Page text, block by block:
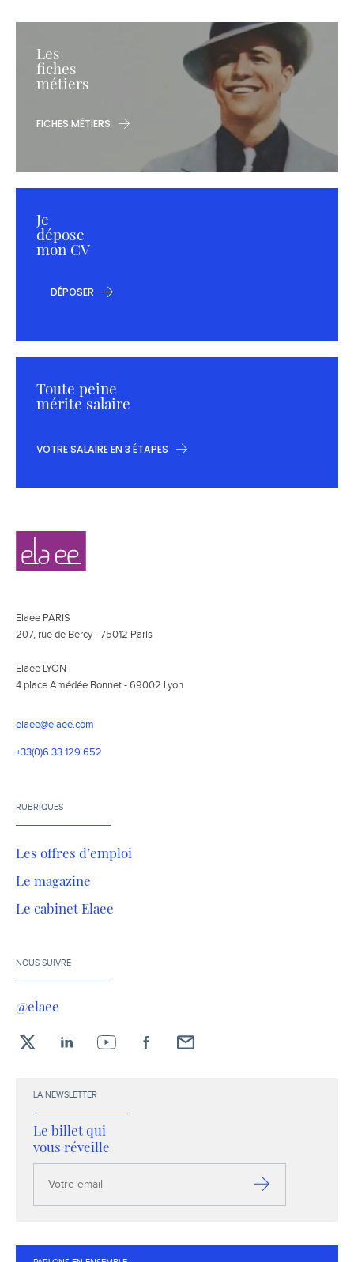
Les
fiches
métiers
FICHES MÉTIERS
Je
dépose
mon CV
DÉPOSER
Toute peine
mérite salaire
VOTRE SALAIRE EN 3 ÉTAPES
Navigation
secondaire
Elaee
Elaee PARIS
207, rue de Bercy - 75012 Paris
Elaee LYON
4 place Amédée Bonnet - 69002 Lyon
elaee@elaee.com
+33(0)6 33 129 652
RUBRIQUES
Les offres d’emploi
Le magazine
Le cabinet Elaee
NOUS SUIVRE
@elaee
LA NEWSLETTER
Le billet qui
vous réveille
email
S’inscrire